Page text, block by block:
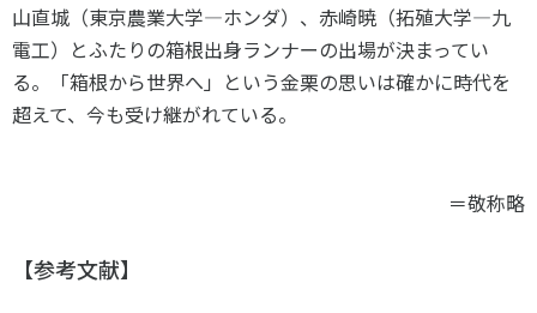
山直城（東京農業大学—ホンダ）、赤崎暁（拓殖大学—九
電工）とふたりの箱根出身ランナーの出場が決まってい
る。「箱根から世界へ」という金栗の思いは確かに時代を
超えて、今も受け継がれている。
＝敬称略
【参考文献】